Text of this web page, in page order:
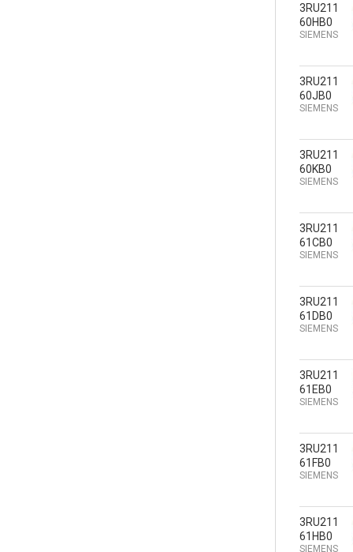
3RU211
60HB0
SIEMENS
3RU211
60JB0
SIEMENS
3RU211
60KB0
SIEMENS
3RU211
61CB0
SIEMENS
3RU211
61DB0
SIEMENS
3RU211
61EB0
SIEMENS
3RU211
61FB0
SIEMENS
3RU211
61HB0
SIEMENS